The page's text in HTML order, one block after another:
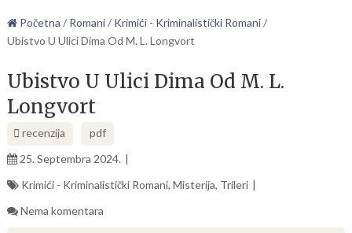
Početna / Romani/ Krimići - Kriminalistički Romani/
Ubistvo U Ulici Dima Od M. L. Longvort
Ubistvo U Ulici Dima Od M. L.
Longvort
recenzija
pdf
25. Septembra 2024.
Krimići - Kriminalistički Romani, Misterija, Trileri
Nema komentara